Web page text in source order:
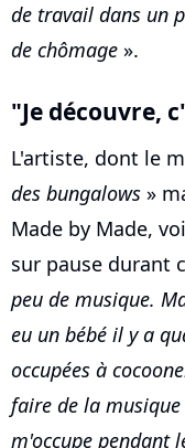
de travail dans un
de chômage ».
"Je découvre,
L'artiste, dont le
des bungalows »
Made by Made,
sur pause durant
peu de musique.
eu un bébé il y a
occupées à
faire de la
m'occupe pendant